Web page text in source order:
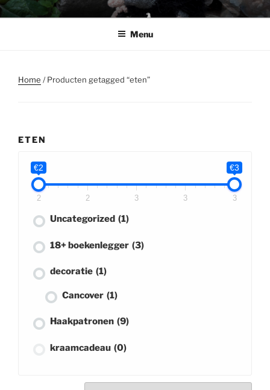
Ga
naarBABSHOP
Barbara's haak en cadeau winkeltje
Menu
Home / Producten getagged “eten”
ETEN
€2 €3
2 2 3 3 3
Uncategorized (1)
18+ boekenlegger (3)
decoratie (1)
Cancover (1)
Haakpatronen (9)
kraamcadeau (0)